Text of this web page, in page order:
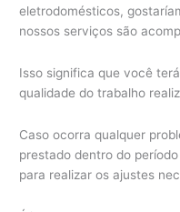
eletrodomésticos,
nossos serviços são
Isso significa que você
qualidade do trabalho
Caso ocorra qualquer
prestado dentro do
para realizar os ajustes